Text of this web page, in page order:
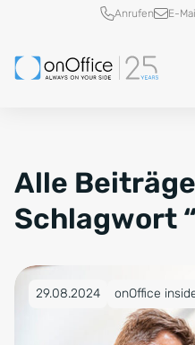
Schnellzugriff
Anrufen E-
Alle
Schlagwort
Veröffentlicht am 29.08.2024
29.08.2024 onOffice